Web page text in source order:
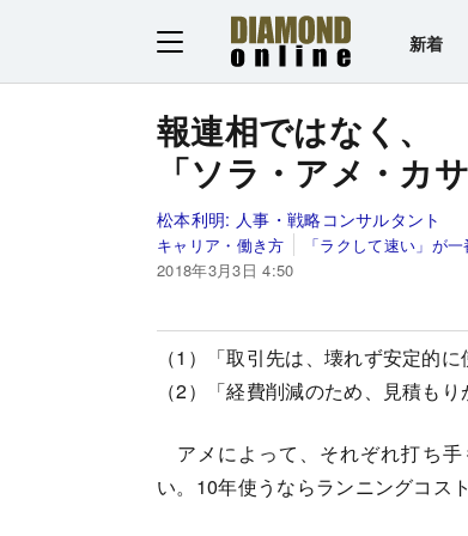
新着
報連相ではなく、
「ソラ・アメ・カ
松本利明: 人事・戦略コンサルタント
キャリア・働き方
「ラクして速い」が
2018年3月3日 4:50
（1）「取引先は、壊れず安定的
（2）「経費削減のため、見積も
アメによって、それぞれ打ち
い。10年使うならランニングコス